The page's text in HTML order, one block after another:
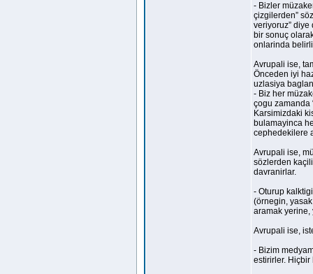
- Bizler
çizgilerden”
veriyoruz” diye
bir sonuç
onlarinda
Avrupali ise,
Önceden iyi
uzlasiya
- Biz her
çogu zamanda
Karsimizdaki
bulamayinca
cephedekilere
Avrupali ise,
sözlerden
davranirlar.
- Oturup
(örnegin,
aramak yerine,
Avrupali ise,
- Bizim
estirirler.